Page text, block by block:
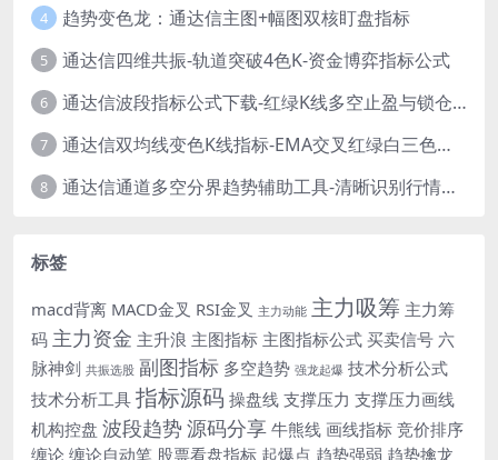
4 趋势变色龙：通达信主图+幅图双核盯盘指标
5 通达信四维共振-轨道突破4色K-资金博弈指标公式
6 通达信波段指标公式下载-红绿K线多空止盈与锁仓信号
7 通达信双均线变色K线指标-EMA交叉红绿白三色柱源码
8 通达信通道多空分界趋势辅助工具-清晰识别行情转折点
标签
macd背离 MACD金叉 RSI金叉 主力动能 主力吸筹 主力筹
码 主力资金 主升浪 主图指标 主图指标公式 买卖信号 六
脉神剑 共振选股 副图指标 多空趋势 强龙起爆 技术分析公式
技术分析工具 指标源码 操盘线 支撑压力 支撑压力画线
机构控盘 波段趋势 源码分享 牛熊线 画线指标 竞价排序
缠论 缠论自动笔 股票看盘指标 起爆点 趋势强弱 趋势擒龙